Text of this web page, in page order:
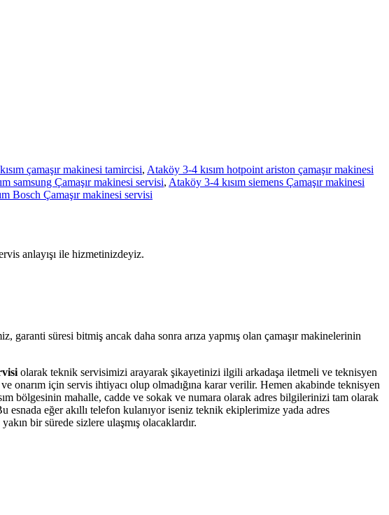
çamaşır makinesi tamircisi, Ataköy 3-4 kısım hotpoint ariston çamaşır makinesi
samsung Çamaşır makinesi servisi, Ataköy 3-4 kısım siemens Çamaşır makinesi
Bosch Çamaşır makinesi servisi
anlayışı ile hizmetinizdeyiz.
garanti süresi bitmiş ancak daha sonra arıza yapmış olan çamaşır makinelerinin
olarak teknik servisimizi arayarak şikayetinizi ilgili arkadaşa iletmeli ve teknisyen
için servis ihtiyacı olup olmadığına karar verilir. Hemen akabinde teknisyen
bölgesinin mahalle, cadde ve sokak ve numara olarak adres bilgilerinizi tam olarak
eğer akıllı telefon kulanıyor iseniz teknik ekiplerimize yada adres
bir sürede sizlere ulaşmış olacaklardır.